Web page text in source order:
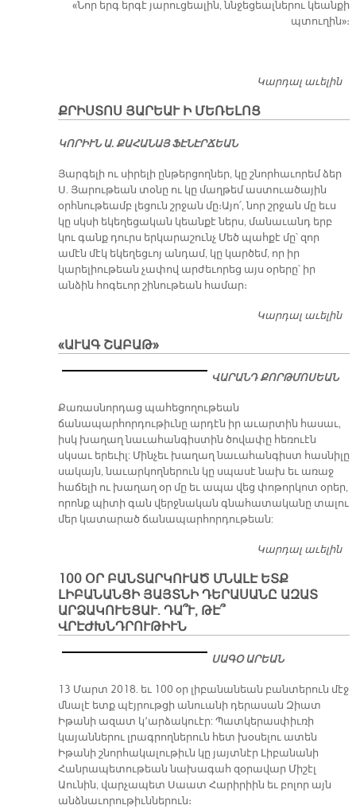
«Նոր երգ եր­գէ յա­րու­ցեա­լին, ննջե­ցեալ­նե­րու կեան­քի
պտու­ղին»։
Կարդալ աւելին
ՔՐԻՍ­ՏՈՍ ՅԱ­ՐԵԱՒ Ի ՄԵ­ՌԵ­ԼՈՑ
ԿՈ­ՐԻՒՆ Ա. ՔԱ­ՀԱ­ՆԱՅ ՖԷ­ՆԷՐ­ՃԵԱՆ
Յարգելի ու սիրելի ընթերցողներ, կը շնորհաւորեմ ձեր
Ս. Յարութեան տօնը ու կը մաղթեմ աստուածային
օրհնութեամբ լեցուն շրջան մը։ Այո՛, նոր շրջան մը եւս
կը սկսի եկեղեցական կեանքէ ներս, մանաւանդ երբ
կու գանք դուրս երկարաշունչ Մեծ պահքէ մը՝ զոր
ամէն մէկ եկեղեցւոյ անդամ, կը կարծեմ, որ իր
կարելիութեան չափով արժեւորեց այս օրերը՝ իր
անձին հոգեւոր շինութեան համար։
Կարդալ աւելին
«ԱՒԱԳ ՇԱԲԱԹ»
ՎԱ­ՐԱՆԴ ՔՈՐԹ­ՄՈ­ՍԵԱՆ
Քառասնորդաց պահեցողութեան
ճանապարհորդութիւնը արդէն իր աւարտին հասաւ,
իսկ խաղաղ նաւահանգիստին ծովափը հեռուէն
սկսաւ երեւիլ: Մինչեւ խաղաղ նաւահանգիստ հասնիլը
սակայն, նաւարկողներուն կը սպասէ նախ եւ առաջ
հաճելի ու խաղաղ օր մը եւ ապա վեց փոթորկոտ օրեր,
որոնք պիտի գան վերջնական գնահատականը տալու
մեր կատարած ճանապարհորդութեան:
Կարդալ աւելին
100 ՕՐ ԲԱՆՏԱՐԿՈՒԱԾ ՄՆԱԼԷ ԵՏՔ
ԼԻԲԱՆԱՆՑԻ ՅԱՅՏՆԻ ԴԵՐԱՍԱՆԸ ԱԶԱՏ
ԱՐՁԱԿՈՒԵՑԱՒ. ԴԱ՞Ւ, ԹԷ՞
ՎՐԷԺԽՆԴՐՈՒԹԻՒՆ
ՍԱԳՕ ԱՐԵԱՆ
13 Մարտ 2018. եւ 100 օր լիբանանեան բանտերուն մէջ
մնալէ ետք պէյրութցի անուանի դերասան Զիատ
Իթանի ազատ կ՚արձակուէր: Պատկերասփիւռի
կայաններու լրագրողներուն հետ խօսելու ատեն
Իթանի շնորհակալութիւն կը յայտնէր Լիբանանի
Հանրապետութեան նախագահ զօրավար Միշէլ
Աունին, վարչապետ Սաատ Հարիրիին եւ բոլոր այն
անձնաւորութիւններուն։